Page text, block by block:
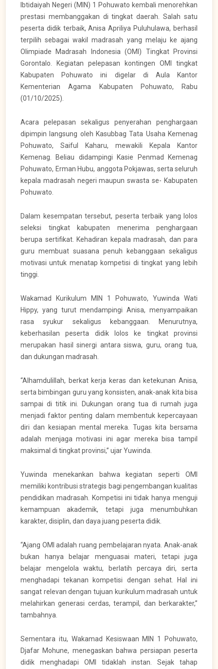
Ibtidaiyah Negeri (MIN) 1 Pohuwato kembali menorehkan
prestasi membanggakan di tingkat daerah. Salah satu
peserta didik terbaik, Anisa Apriliya Puluhulawa, berhasil
terpilih sebagai wakil madrasah yang melaju ke ajang
Olimpiade Madrasah Indonesia (OMI) Tingkat Provinsi
Gorontalo. Kegiatan pelepasan kontingen OMI tingkat
Kabupaten Pohuwato ini digelar di Aula Kantor
Kementerian Agama Kabupaten Pohuwato, Rabu
(01/10/2025).
Acara pelepasan sekaligus penyerahan penghargaan
dipimpin langsung oleh Kasubbag Tata Usaha Kemenag
Pohuwato, Saiful Kaharu, mewakili Kepala Kantor
Kemenag. Beliau didampingi Kasie Penmad Kemenag
Pohuwato, Erman Hubu, anggota Pokjawas, serta seluruh
kepala madrasah negeri maupun swasta se- Kabupaten
Pohuwato.
Dalam kesempatan tersebut, peserta terbaik yang lolos
seleksi tingkat kabupaten menerima penghargaan
berupa sertifikat. Kehadiran kepala madrasah, dan para
guru membuat suasana penuh kebanggaan sekaligus
motivasi untuk menatap kompetisi di tingkat yang lebih
tinggi.
Wakamad Kurikulum MIN 1 Pohuwato, Yuwinda Wati
Hippy, yang turut mendampingi Anisa, menyampaikan
rasa syukur sekaligus kebanggaan. Menurutnya,
keberhasilan peserta didik lolos ke tingkat provinsi
merupakan hasil sinergi antara siswa, guru, orang tua,
dan dukungan madrasah.
“Alhamdulillah, berkat kerja keras dan ketekunan Anisa,
serta bimbingan guru yang konsisten, anak-anak kita bisa
sampai di titik ini. Dukungan orang tua di rumah juga
menjadi faktor penting dalam membentuk kepercayaan
diri dan kesiapan mental mereka. Tugas kita bersama
adalah menjaga motivasi ini agar mereka bisa tampil
maksimal di tingkat provinsi,” ujar Yuwinda.
Yuwinda menekankan bahwa kegiatan seperti OMI
memiliki kontribusi strategis bagi pengembangan kualitas
pendidikan madrasah. Kompetisi ini tidak hanya menguji
kemampuan akademik, tetapi juga menumbuhkan
karakter, disiplin, dan daya juang peserta didik.
“Ajang OMI adalah ruang pembelajaran nyata. Anak-anak
bukan hanya belajar menguasai materi, tetapi juga
belajar mengelola waktu, berlatih percaya diri, serta
menghadapi tekanan kompetisi dengan sehat. Hal ini
sangat relevan dengan tujuan kurikulum madrasah untuk
melahirkan generasi cerdas, terampil, dan berkarakter,”
tambahnya.
Sementara itu, Wakamad Kesiswaan MIN 1 Pohuwato,
Djafar Mohune, menegaskan bahwa persiapan peserta
didik menghadapi OMI tidaklah instan. Sejak tahap